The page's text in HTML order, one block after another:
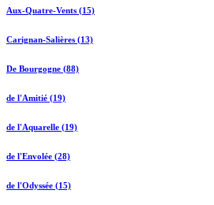
Aux-Quatre-Vents (15)
Carignan-Salières (13)
De Bourgogne (88)
de l'Amitié (19)
de l'Aquarelle (19)
de l'Envolée (28)
de l'Odyssée (15)